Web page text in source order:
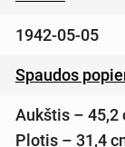
1942-05-05
Spaudos
Aukštis – 45,2
Plotis – 31,4